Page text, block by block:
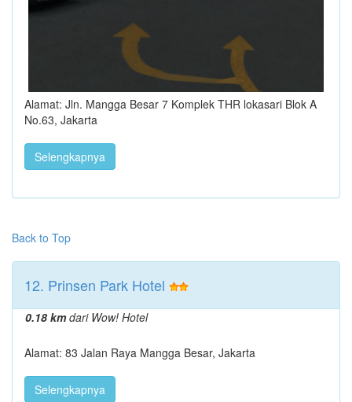
Alamat: Jln. Mangga Besar 7 Komplek THR lokasari Blok A
No.63, Jakarta
Selengkapnya
Back to Top
12. Prinsen Park Hotel
0.18 kmdari Wow! Hotel
Alamat: 83 Jalan Raya Mangga Besar, Jakarta
Selengkapnya